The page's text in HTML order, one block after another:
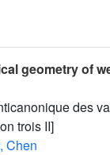
geometry of
des
trois II]
Chen